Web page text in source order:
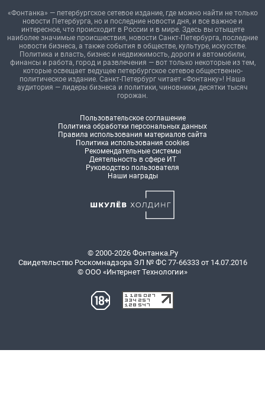
«Фонтанка» — петербургское сетевое издание, где можно найти не только
новости Петербурга, но и последние новости дня, и все важное и
интересное, что происходит в России и в мире. Здесь вы отыщете
наиболее значимые происшествия, новости Санкт-Петербурга, последние
новости бизнеса, а также события в обществе, культуре, искусстве.
Политика и власть, бизнес и недвижимость, дороги и автомобили,
финансы и работа, город и развлечения — вот только некоторые из тем,
которые освещает ведущее петербургское сетевое общественно-
политическое издание. Санкт-Петербург читает «Фонтанку»! Наша
аудитория — лидеры бизнеса и политики, чиновники, десятки тысяч
горожан.
Пользовательское соглашение
Политика обработки персональных данных
Правила использования материалов сайта
Политика использования cookies
Рекомендательные системы
Деятельность в сфере ИТ
Руководство пользователя
Наши награды
© 2000-2026 Фонтанка.Ру
Свидетельство Роскомнадзора ЭЛ № ФС 77-66333 от 14.07.2016
© ООО «Интернет Технологии»